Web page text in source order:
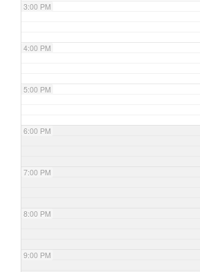
3:00 PM
4:00 PM
5:00 PM
6:00 PM
7:00 PM
8:00 PM
9:00 PM